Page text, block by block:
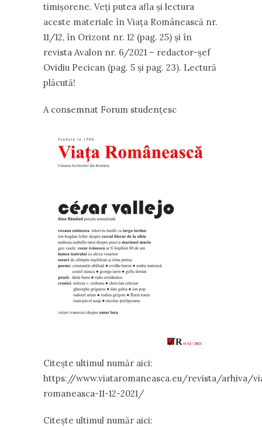
timișorene. Veți putea afla și lectura
aceste materiale în Viața Românească nr.
11/12, în Orizont nr. 12 (pag. 25) și în
revista Avalon nr. 6/2021 – redactor-șef
Ovidiu Pecican (pag. 5 și pag. 23). Lectură
plăcută!
A consemnat Forum studențesc
Citește ultimul număr aici:
https://www.viataromaneasca.eu/revista/arhiva/
romaneasca-11-12-2021/
Citește ultimul număr aici: